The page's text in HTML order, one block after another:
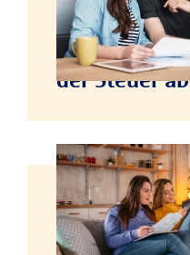
STEUERN SPAREN
der Steuer
STEUERN SPAREN